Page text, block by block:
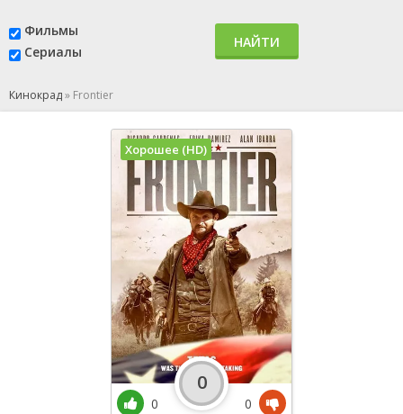
Фильмы
Сериалы
НАЙТИ
Кинокрад» Frontier
Хорошее (HD)
0
0
0